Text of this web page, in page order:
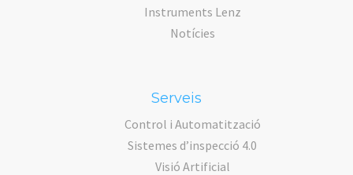
Instruments Lenz
Notícies
Serveis
Control i Automatització
Sistemes d’inspecció 4.0
Visió Artificial